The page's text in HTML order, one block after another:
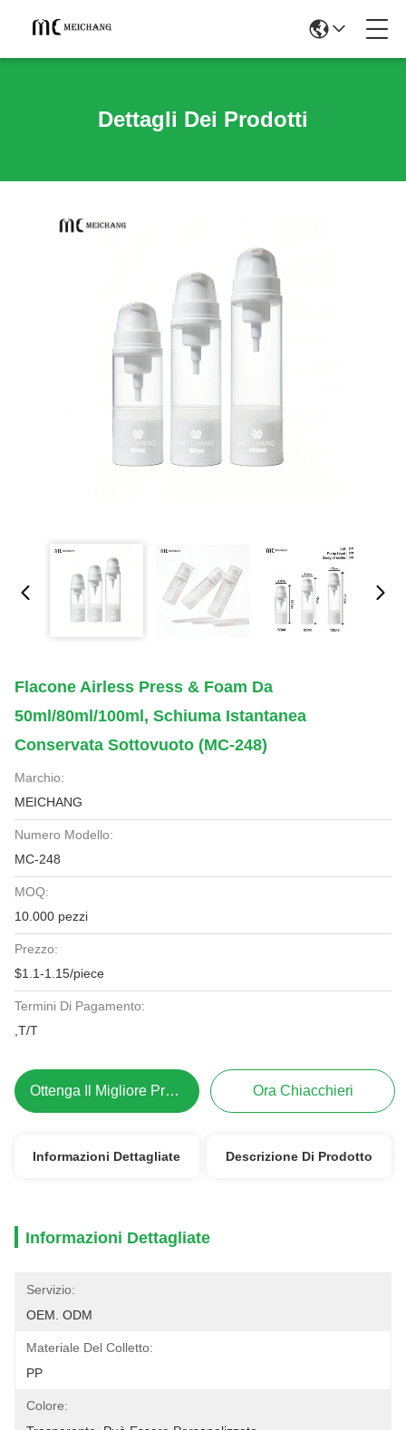
Dettagli Dei Prodotti
Flacone Airless Press & Foam Da
50ml/80ml/100ml, Schiuma Istantanea
Conservata Sottovuoto (MC-248)
Marchio:
MEICHANG
Numero Modello:
MC-248
MOQ:
10.000 pezzi
Prezzo:
$1.1-1.15/piece
Termini Di Pagamento:
,T/T
Ottenga Il Migliore Prezzo Ora Chiacchieri
Informazioni Dettagliate Descrizione Di Prodotto
Informazioni Dettagliate
Servizio:
OEM. ODM
Materiale Del Colletto:
PP
Colore: